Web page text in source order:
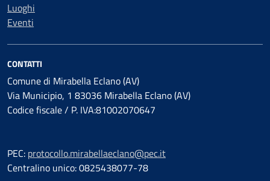
Luoghi
Eventi
CONTATTI
Comune di Mirabella Eclano (AV)
Via Municipio, 1 83036 Mirabella Eclano (AV)
Codice fiscale / P. IVA:81002070647
PEC: protocollo.mirabellaeclano@pec.it
Centralino unico: 0825438077-78